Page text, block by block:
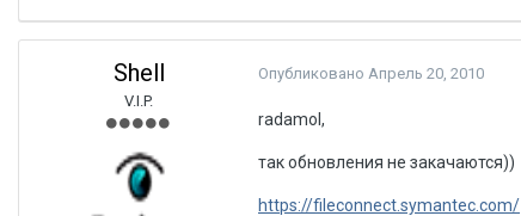
Shell
V.I.P.
Опубликовано Апрель 20, 2010
radamol,
так обновления не закачаются))
https://fileconnect.symantec.com/